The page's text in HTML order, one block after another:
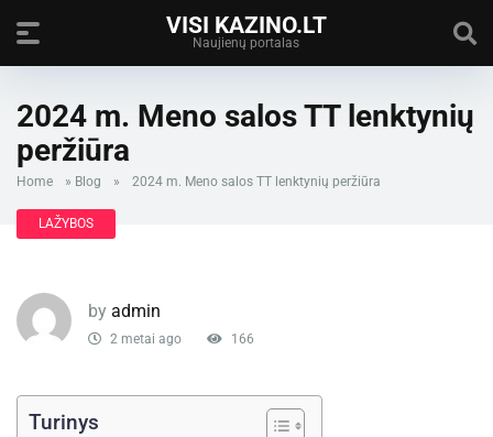
VISI KAZINO.LT
Naujienų portalas
2024 m. Meno salos TT lenktynių
peržiūra
Home » Blog » 2024 m. Meno salos TT lenktynių peržiūra
LAŽYBOS
by admin
2 metai ago 166
Turinys